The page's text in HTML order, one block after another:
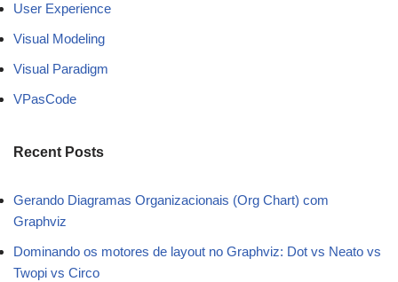
User Experience
Visual Modeling
Visual Paradigm
VPasCode
Recent Posts
Gerando Diagramas Organizacionais (Org Chart) com
Graphviz
Dominando os motores de layout no Graphviz: Dot vs Neato vs
Twopi vs Circo